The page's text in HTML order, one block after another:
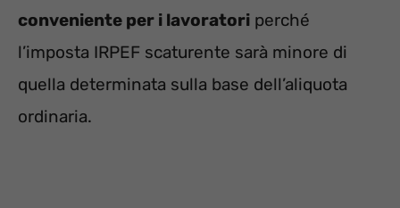
conveniente per i lavoratori perché
l’imposta IRPEF scaturente sarà minore di
quella determinata sulla base dell’aliquota
ordinaria.